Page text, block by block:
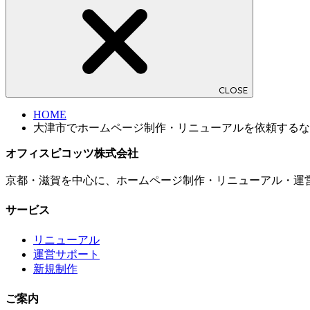
CLOSE
HOME
大津市でホームページ制作・リニューアルを依頼する
オフィスピコッツ株式会社
京都・滋賀を中心に、ホームページ制作・リニューアル・運
サービス
リニューアル
運営サポート
新規制作
ご案内